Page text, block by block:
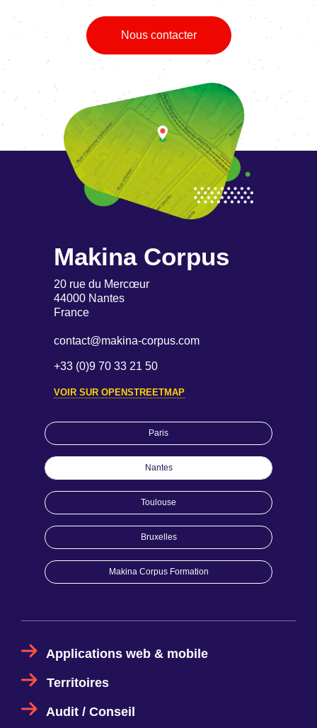
Nous contacter
Applications web & mobile
Territoires
Audit / Conseil
Paris
Nantes
Toulouse
Bruxelles
Makina Corpus Formation
Makina Corpus
20 rue du Mercœur
44000 Nantes
France
contact@makina-corpus.com
+33 (0)9 70 33 21 50
VOIR SUR OPENSTREETMAP